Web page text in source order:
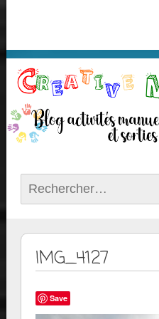
Rechercher :
IMG_4127
Save